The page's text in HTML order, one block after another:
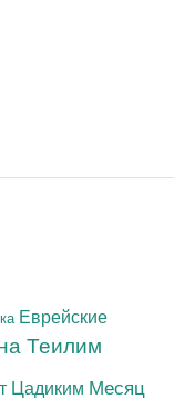
Еврейские
Теилим
Цадиким Месяц